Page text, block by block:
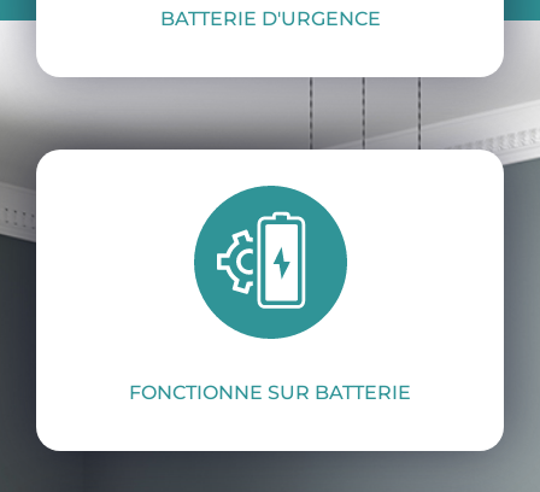
BATTERIE D'URGENCE
FONCTIONNE SUR BATTERIE